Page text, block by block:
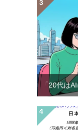
「20代は